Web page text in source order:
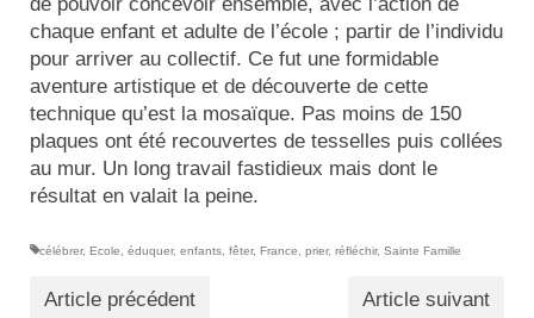
chaque enfant et adulte de l’école ; partir de l’individu
pour arriver au collectif. Ce fut une formidable
aventure artistique et de découverte de cette
technique qu’est la mosaïque. Pas moins de 150
plaques ont été recouvertes de tesselles puis collées
au mur. Un long travail fastidieux mais dont le
résultat en valait la peine.
célébrer, Ecole éduquer, enfants fêter, France prier, réfléchir, Sainte Famille
Article précédent Article suivant